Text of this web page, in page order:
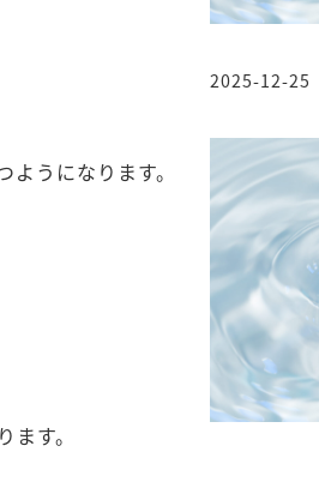
うになります。
す。
投稿日
2025-12-25